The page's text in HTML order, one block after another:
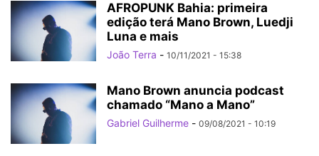
AFROPUNK Bahia: primeira
edição terá Mano Brown, Luedji
Luna e mais
João Terra - 10/11/2021 - 15:38
Mano Brown anuncia podcast
chamado “Mano a Mano”
Gabriel Guilherme - 09/08/2021 - 10:19